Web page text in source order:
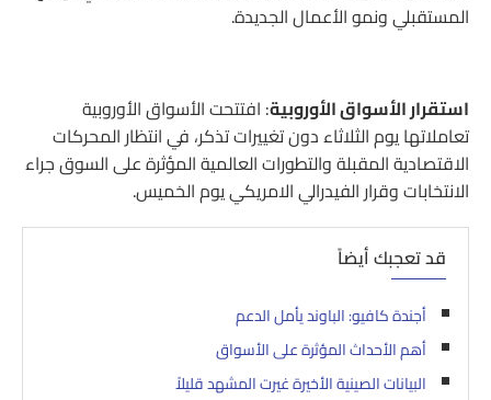
المستقبلي ونمو الأعمال الجديدة.
استقرار الأسواق الأوروبية: افتتحت الأسواق الأوروبية
تعاملاتها يوم الثلاثاء دون تغييرات تذكر، في انتظار المحركات
الاقتصادية المقبلة والتطورات العالمية المؤثرة على السوق جراء
الانتخابات وقرار الفيدرالي الامريكي يوم الخميس.
قد تعجبك أيضاً
أجندة كافيو: الباوند يأمل الدعم
أهم الأحداث المؤثرة على الأسواق
البيانات الصينية الأخيرة غيرت المشهد قليلاً